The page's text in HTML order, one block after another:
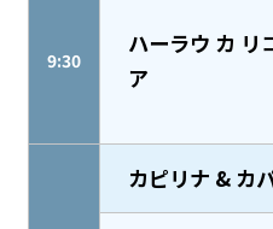
9:30
ハーラウ カ リ
ア
カピリナ & カ